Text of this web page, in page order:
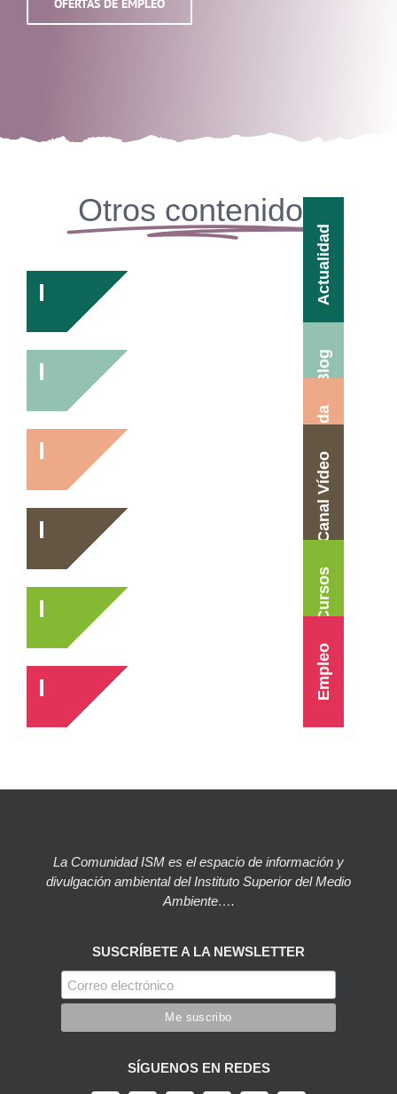
OFERTAS DE EMPLEO
Otros contenidos
Actualidad
Blog
Agenda
Canal Vídeo
Cursos
Empleo
La Comunidad ISM es el espacio de información y
divulgación ambiental del Instituto Superior del Medio
Ambiente….
SUSCRÍBETE A LA NEWSLETTER
SÍGUENOS EN REDES